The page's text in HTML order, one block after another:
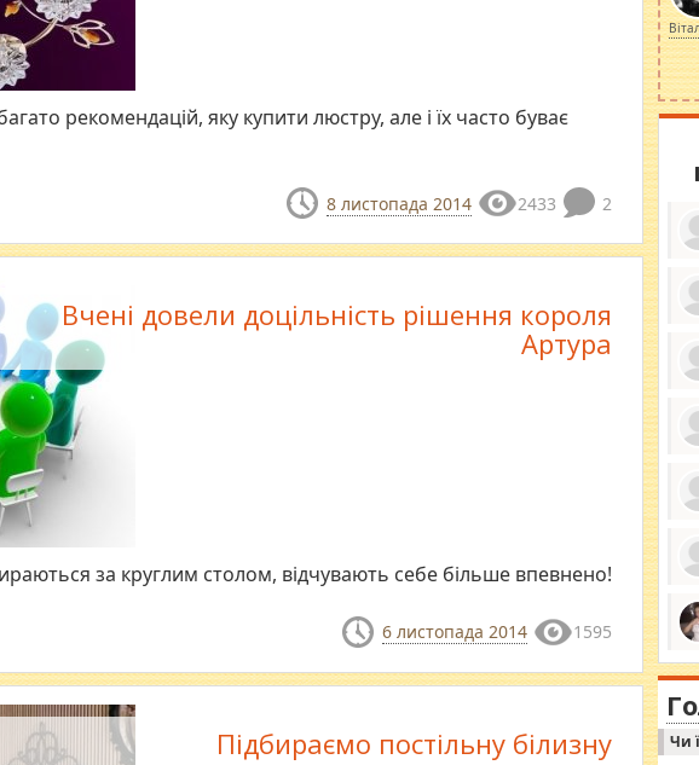
рекомендацій, яку купити люстру, але і їх часто буває
8 листопада 2014 2433 2
Вчені довели доцільність рішення короля
Артура
за круглим столом, відчувають себе більше впевнено!
6 листопада 2014 1595
Підбираємо постільну білизну
за
ми
in
Чи